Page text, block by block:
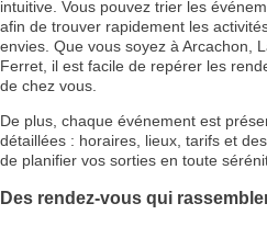
intuitive. Vous pouvez trier les
afin de trouver rapidement les
envies. Que vous soyez à Arcachon,
Ferret, il est facile de repérer les
de chez vous.
De plus, chaque événement est
détaillées : horaires, lieux, tarifs et
de planifier vos sorties en toute
Des rendez-vous qui